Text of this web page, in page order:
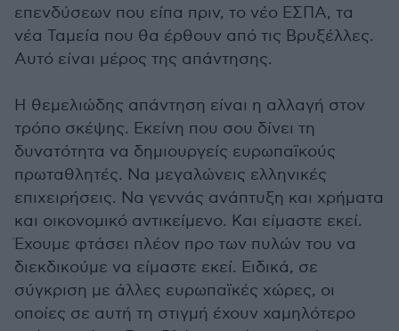
επενδύσεων που είπα πριν, το νέο ΕΣΠΑ, τα
νέα Ταμεία που θα έρθουν από τις Βρυξέλλες.
Αυτό είναι μέρος της απάντησης.
Η θεμελιώδης απάντηση είναι η αλλαγή στον
τρόπο σκέψης. Εκείνη που σου δίνει τη
δυνατότητα να δημιουργείς ευρωπαϊκούς
πρωταθλητές. Να μεγαλώνεις ελληνικές
επιχειρήσεις. Να γεννάς ανάπτυξη και χρήματα
και οικονομικό αντικείμενο. Και είμαστε εκεί.
Έχουμε φτάσει πλέον προ των πυλών του να
διεκδικούμε να είμαστε εκεί. Ειδικά, σε
σύγκριση με άλλες ευρωπαϊκές χώρες, οι
οποίες σε αυτή τη στιγμή έχουν χαμηλότερο